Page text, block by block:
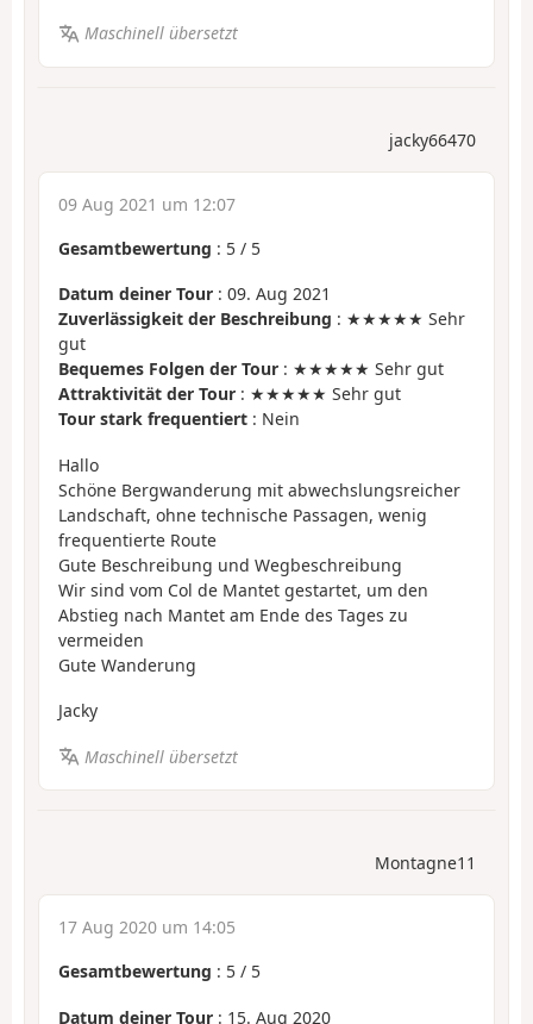
Maschinell übersetzt
jacky66470
09 Aug 2021 um 12:07
Gesamtbewertung : 5 / 5
Datum deiner Tour : 09. Aug 2021
Zuverlässigkeit der Beschreibung : ★★★★★ Sehr
gut
Bequemes Folgen der Tour : ★★★★★ Sehr gut
Attraktivität der Tour : ★★★★★ Sehr gut
Tour stark frequentiert : Nein
Hallo
Schöne Bergwanderung mit abwechslungsreicher
Landschaft, ohne technische Passagen, wenig
frequentierte Route
Gute Beschreibung und Wegbeschreibung
Wir sind vom Col de Mantet gestartet, um den
Abstieg nach Mantet am Ende des Tages zu
vermeiden
Gute Wanderung
Jacky
Maschinell übersetzt
Montagne11
17 Aug 2020 um 14:05
Gesamtbewertung : 5 / 5
Datum deiner Tour : 15. Aug 2020